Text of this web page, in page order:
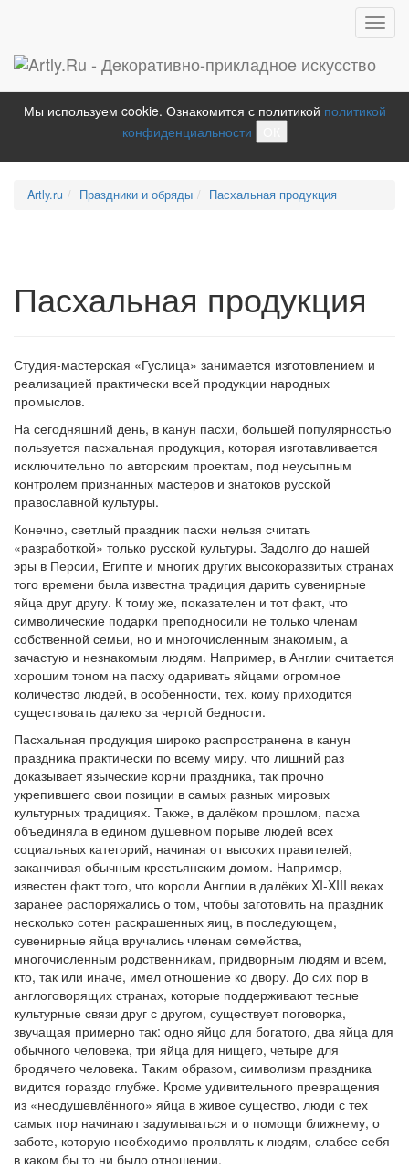
Мы используем cookie. Ознакомится с политикой политикой
конфиденциальности
Artly.ru Праздники и обряды Пасхальная продукция
Пасхальная продукция
Студия-мастерская «Гуслица» занимается изготовлением и
реализацией практически всей продукции народных
промыслов.
На сегодняшний день, в канун пасхи, большей популярностью
пользуется пасхальная продукция, которая изготавливается
исключительно по авторским проектам, под неусыпным
контролем признанных мастеров и знатоков русской
православной культуры.
Конечно, светлый праздник пасхи нельзя считать
«разработкой» только русской культуры. Задолго до нашей
эры в Персии, Египте и многих других высокоразвитых странах
того времени была известна традиция дарить сувенирные
яйца друг другу. К тому же, показателен и тот факт, что
символические подарки преподносили не только членам
собственной семьи, но и многочисленным знакомым, а
зачастую и незнакомым людям. Например, в Англии считается
хорошим тоном на пасху одаривать яйцами огромное
количество людей, в особенности, тех, кому приходится
существовать далеко за чертой бедности.
Пасхальная продукция широко распространена в канун
праздника практически по всему миру, что лишний раз
доказывает языческие корни праздника, так прочно
укрепившего свои позиции в самых разных мировых
культурных традициях. Также, в далёком прошлом, пасха
объединяла в едином душевном порыве людей всех
социальных категорий, начиная от высоких правителей,
заканчивая обычным крестьянским домом. Например,
известен факт того, что короли Англии в далёких XI-XIII веках
заранее распоряжались о том, чтобы заготовить на праздник
несколько сотен раскрашенных яиц, в последующем,
сувенирные яйца вручались членам семейства,
многочисленным родственникам, придворным людям и всем,
кто, так или иначе, имел отношение ко двору. До сих пор в
англоговорящих странах, которые поддерживают тесные
культурные связи друг с другом, существует поговорка,
звучащая примерно так: одно яйцо для богатого, два яйца для
обычного человека, три яйца для нищего, четыре для
бродячего человека. Таким образом, символизм праздника
видится гораздо глубже. Кроме удивительного превращения
из «неодушевлённого» яйца в живое существо, люди с тех
самых пор начинают задумываться и о помощи ближнему, о
заботе, которую необходимо проявлять к людям, слабее себя
в каком бы то ни было отношении.